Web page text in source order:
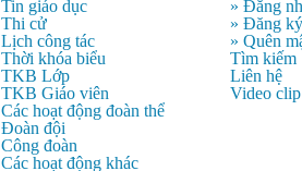
Tin giáo dục
Thi cử
Lịch công tác
Thời khóa biểu
TKB Lớp
TKB Giáo viên
Các hoạt động đoàn thể
Đoàn đội
Công đoàn
Các hoạt động khác
» Đăng
» Đăng ký
» Quên
Tìm kiếm
Liên hệ
Video clip